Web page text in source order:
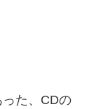
た、CDの